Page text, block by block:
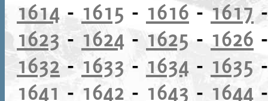
1614 - 1615 - 1616-1617
1623 - 1624 - 1625 - 1626
1632-1633 - 1634 - 1635
1641 - 1642 - 1643 - 1644